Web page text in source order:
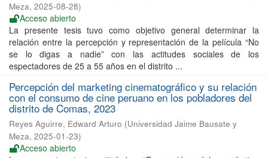
Meza, 2025-08-28)
Acceso abierto
La presente tesis tuvo como objetivo general determinar la
relación entre la percepción y representación de la película “No
se lo digas a nadie” con las actitudes sociales de los
espectadores de 25 a 55 años en el distrito ...
Percepción del marketing cinematográfico y su relación
con el consumo de cine peruano en los pobladores del
distrito de Comas, 2023
Reyes Aguirre, Edward Arturo (Universidad Jaime Bausate y
Meza, 2025-01-23)
Acceso abierto